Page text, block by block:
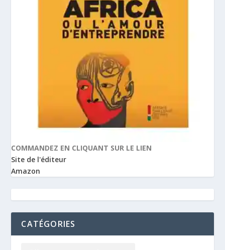
COMMANDEZ EN CLIQUANT SUR LE LIEN
Site de l'éditeur
Amazon
CATÉGORIES